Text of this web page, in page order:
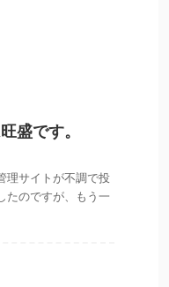
盛です。
理サイトが不調で投
たのですが、もう一